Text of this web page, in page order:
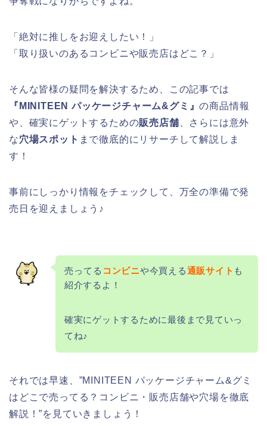
「絶対に推しをお迎えしたい！」
「取り扱いのあるコンビニや販売店はどこ？」
そんな皆様の疑問を解決するため、この記事では
『MINITEEN パッケージチャーム&グミ』の商品情報
や、確実にゲットするための販売店舗 、さらには意外
な穴場スポット まで徹底的にリサーチして解説しま
す！
事前にしっかり情報をチェックして、万全の準備で発
売日を迎えましょう♪
売ってる コンビニや今買える通販サイト も
紹介するよ！
確実にゲットするために最後まで見ていっ
てね♪
それでは早速、”MINITEEN パッケージチャーム&グミ
はどこで売ってる？コンビニ・販売店舗や穴場を徹底
解説！”を見ていきましょう！